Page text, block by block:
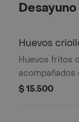
Huevos
Huevos fritos
acompañados
$ 15.500